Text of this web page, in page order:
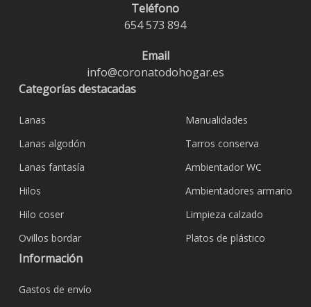
Teléfono
654 573 894
Email
info@coronatodohogar.es
Categorías destacadas
Lanas
Lanas algodón
Lanas fantasía
Hilos
Hilo coser
Ovillos bordar
Manualidades
Tarros conserva
Ambientador WC
Ambientadores armario
Limpieza calzado
Platos de plástico
Información
Gastos de envío